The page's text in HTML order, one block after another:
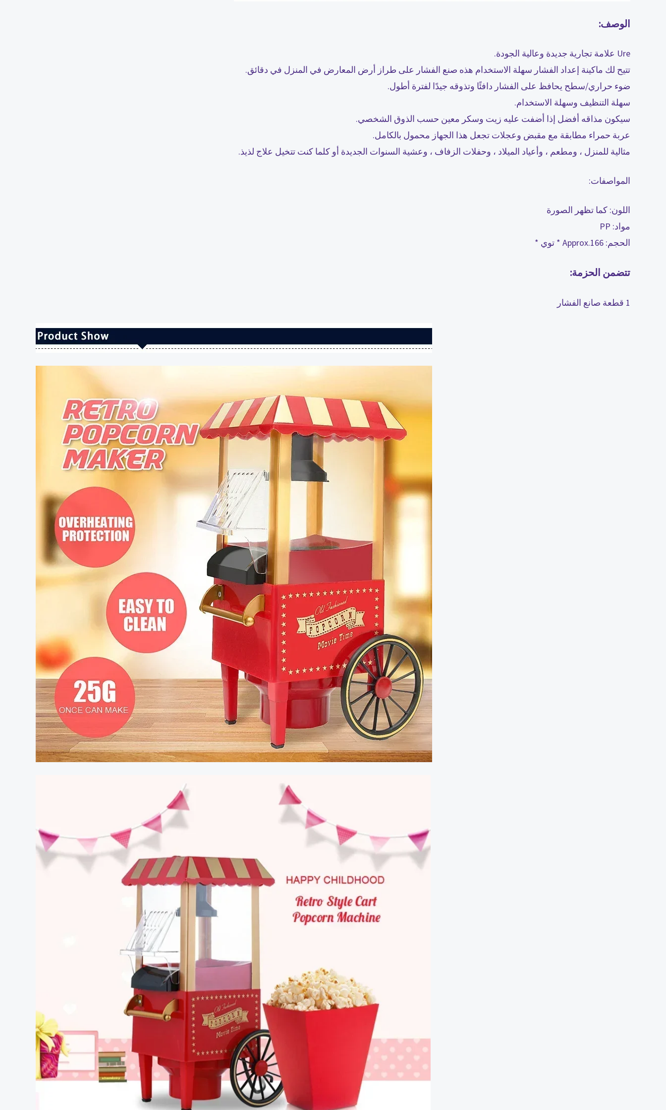
الوصف:
Ure علامة تجارية جديدة وعالية الجودة.
تتيح لك ماكينة إعداد الفشار سهلة الاستخدام هذه صنع الفشار على طراز أرض المعارض في المنزل في دقائق.
ضوء حراري/سطح يحافظ على الفشار دافئًا وتذوقه جيدًا لفترة أطول.
سهلة التنظيف وسهلة الاستخدام.
سيكون مذاقه أفضل إذا أضفت عليه زيت وسكر معين حسب الذوق الشخصي.
عربة حمراء مطابقة مع مقبض وعجلات تجعل هذا الجهاز محمول بالكامل.
مثالية للمنزل ، ومطعم ، وأعياد الميلاد ، وحفلات الزفاف ، وعشية السنوات الجديدة أو كلما كنت تتخيل علاج لذيذ.
المواصفات:
اللون: كما تظهر الصورة
مواد: PP
الحجم: Approx.166 * توي *
تتضمن الحزمة:
1 قطعة صانع الفشار